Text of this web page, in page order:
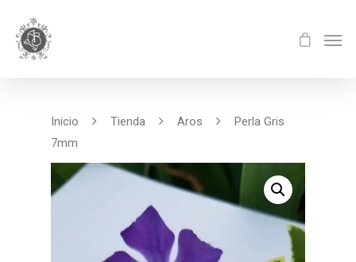
Inicio Tienda Aros
Perla Gris
7mm